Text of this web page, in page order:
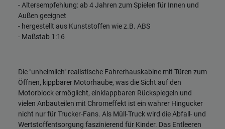
- Altersempfehlung: ab 4 Jahren zum Spielen für Innen und
Außen geeignet
- hergestellt aus Kunststoffen wie z.B. ABS
- Maßstab 1:16
Die "unheimlich" realistische Fahrerhauskabine mit Türen zum
Öffnen, kippbarer Motorhaube, was die Sicht auf den
Motorblock ermöglicht, einklappbaren Rückspiegeln und
vielen Anbauteilen mit Chromeffekt ist ein wahrer Hingucker
nicht nur für Trucker-Fans. Als Müll-Truck wird die Abfall- und
Wertstoffentsorgung faszinierend für Kinder. Das Entleeren